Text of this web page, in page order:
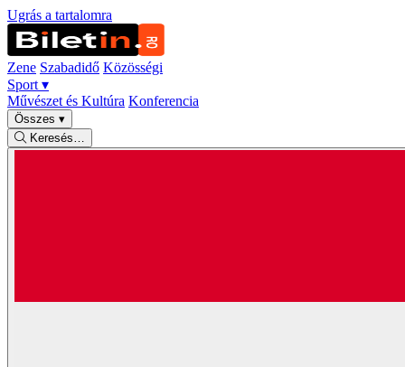
Ugrás a tartalomra
Zene Szabadidő Közösségi
Sport ▾
Művészet és Kultúra Konferencia
Összes ▾
Keresés…